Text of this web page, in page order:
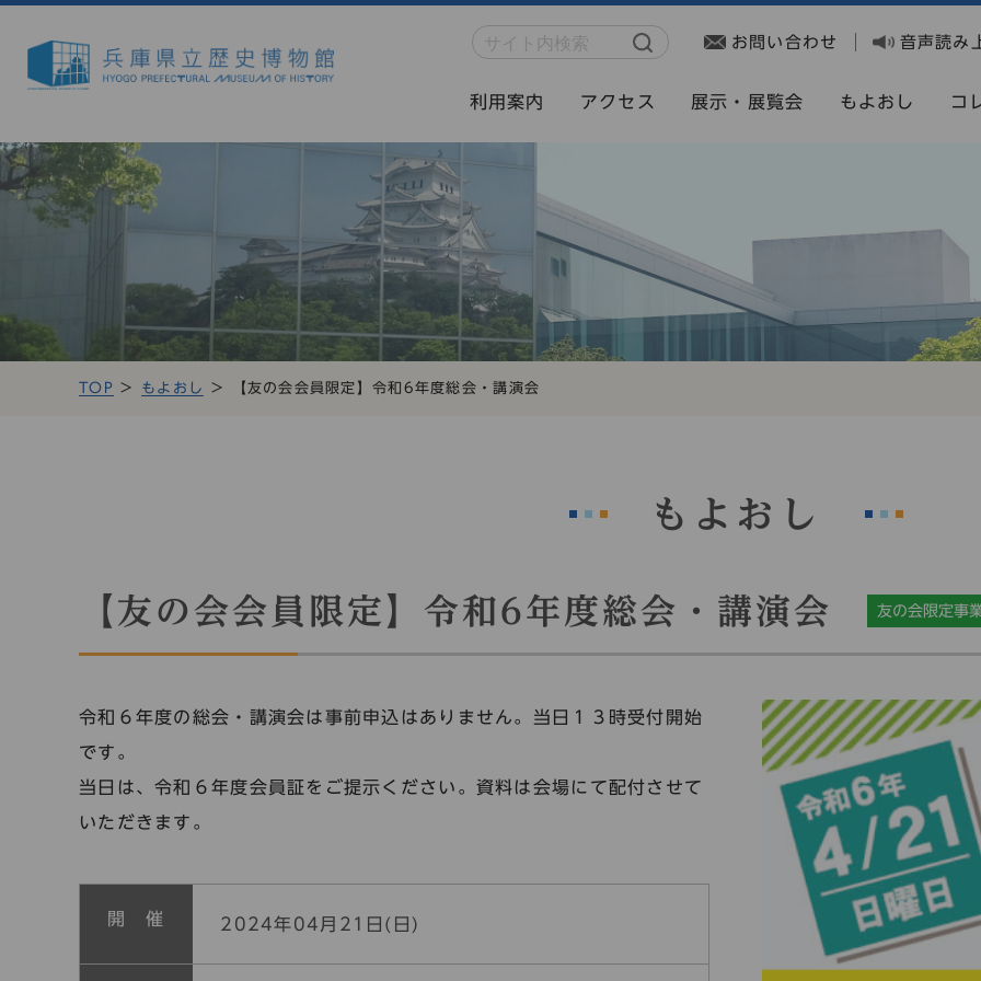
お問い合わせ 音声読み
利用案内 アクセス 展示・展覧会 もよおし コ
TOP もよおし 【友の会会員限定】令和6年度総会・講演会
もよおし
【友の会会員限定】令和6年度総会・講演会 友の会限定事
令和６年度の総会・講演会は事前申込はありません。当日１３時受付開始
です。
当日は、令和６年度会員証をご提示ください。資料は会場にて配付させて
いただきます。
開 催 2024年04月21日(日)